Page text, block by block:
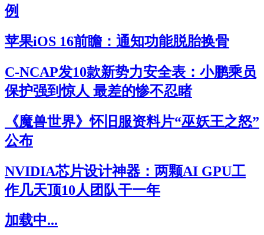
例
苹果iOS 16前瞻：通知功能脱胎换骨
C-NCAP发10款新势力安全表：小鹏乘员
保护强到惊人 最差的惨不忍睹
《魔兽世界》怀旧服资料片“巫妖王之怒”
公布
NVIDIA芯片设计神器：两颗AI GPU工
作几天顶10人团队干一年
加载中...